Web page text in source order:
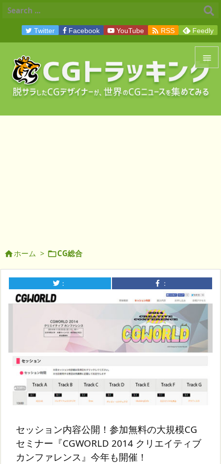


メニュ
Twitter Facebook YouTube  RSS Feedly
ホーム > CG総合
： ：
セッション内容公開！参加無料の大規模CG
セミナー『CGWORLD 2014 クリエイティブ
カンファレンス』今年も開催！